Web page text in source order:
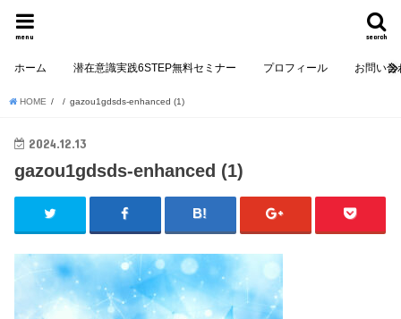
search
menu
ホーム 潜在意識実践6STEP無料セミナー プロフィール お問い合
HOME gazou1gdsds-enhanced (1)
2024.12.13
gazou1gdsds-enhanced (1)